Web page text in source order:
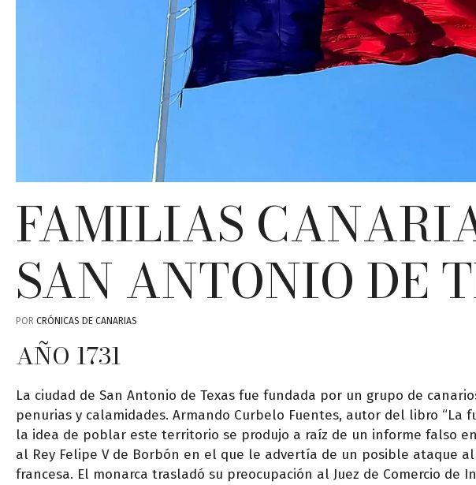
FAMILIAS
SAN ANTONIO DE
POR CRÓNICAS DE CANARIAS
AÑO 1731
La ciudad de San Antonio de Texas fue fundada por un grupo de
penurias y calamidades. Armando Curbelo Fuentes, autor del libro “La
la idea de poblar este territorio se produjo a raíz de un informe falso
al Rey Felipe V de Borbón en el que le advertía de un posible ataque
francesa. El monarca trasladó su preocupación al Juez de Comercio de